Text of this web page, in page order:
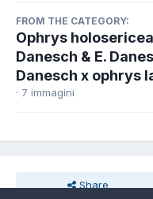
FROM THE CATEGORY:
Ophrys
Danesch & E.
Danesch x ophrys
· 7 immagini
Share